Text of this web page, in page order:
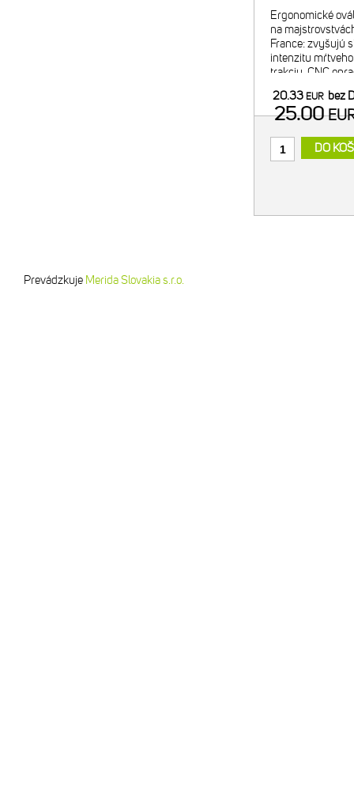
Ergonomické
na
France: zvyšujú
intenzitu
trakciu. CNC
Exkluzívny OCP
positio
20.33 EUR bez
25.00
DO
Prevádzkuje Merida Slovakia s.r.o.